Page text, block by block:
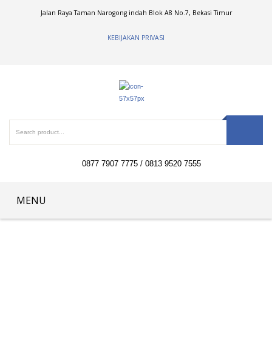
Jalan Raya Taman Narogong indah Blok A8 No.7, Bekasi Timur
KEBIJAKAN PRIVASI
0877 7907 7775 / 0813 9520 7555
MENU